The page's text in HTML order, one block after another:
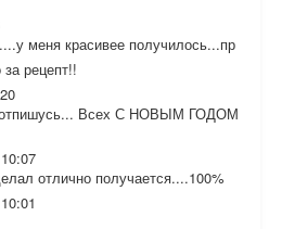
меня красивее получилось...пр
за рецепт!!
Всех С НОВЫМ ГОДОМ
отлично получается....100%